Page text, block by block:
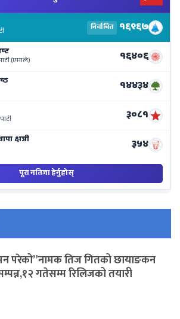
परेको”नामक तिज गितको छायाङकन
गतेसम्म रिलिजको तयारी